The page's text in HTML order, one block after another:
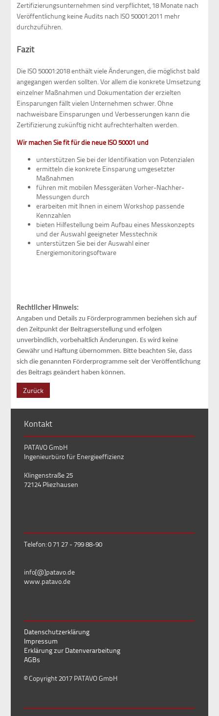
Zertifizierungsunternehmen sind verpflichtet, 18 Monate nach
Veröffentlichung keine Audits nach ISO 50001:2011 mehr
durchzuführen.
Fazit
Die ISO 50001:2018 enthält viele Änderungen, die möglichst bald
angegangen werden sollten. Vor allem die konkrete Umsetzung
einzelner Maßnahmen und Dokumentation der erzielten
Einsparungen fällt vielen Unternehmen schwer. Ohne
nachweisbare Einsparungen und Verbesserungen kann die
Zertifizierung zukünftig nicht aufrechterhalten werden.
Wir machen Sie fit für die neue ISO 50001 und
unterstützen Sie bei der Identifikation von Potenzialen
ermitteln die konkrete Einsparung umgesetzter
Maßnahmen
führen mit mobilen Messgeräten Vorher-Nachher-
Messungen durch
erarbeiten mit Ihnen in einem Workshop passende
Kennzahlen
bieten Hilfestellung beim Aufbau eines Messkonzepts
und der Auswahl geeigneter Messtechnik
unterstützen Sie bei der Auswahl einer
Energiemonitoringsoftware
Rechtlicher Hinweis:
Angaben und Details zu Förderprogrammen beziehen sich auf
den Zeitpunkt der Beitragserstellung und erfolgen
unverbindlich, vorbehaltlich Änderungen. Es wird keine
Gewähr und Haftung übernommen. Bitte beachten Sie, dass
sich die genannten Förderprogramme seit der Veröffentlichung
des Beitrags geändert haben können.
Zurück
Kontakt
PATAVO GmbH
Ingenieurbüro für Energieeffizienz
Klingenstraße 25
72124 Pliezhausen
Telefon: 0 71 27 - 799 88-90
info[@]patavo.de
www.patavo.de
Datenschutzerklärung
Impressum
Erklärung zur Datenverarbeitung
AGBs
© Copyright 2017 PATAVO GmbH